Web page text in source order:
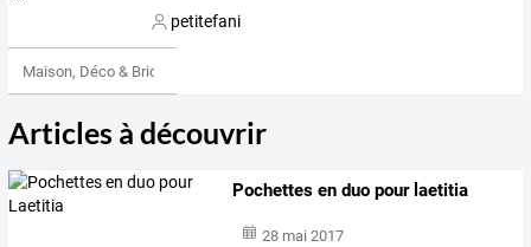
petitefani
Maison, Déco & Bricolage
Articles à découvrir
Pochettes en duo pour laetitia
28 mai 2017